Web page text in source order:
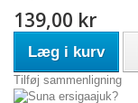
139,00 kr
Læg i kurv
Tilføj sammenligning